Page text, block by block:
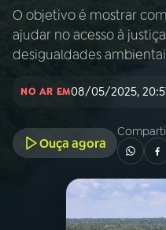
01INÍCIO
PODCASTS
O objetivo é mostrar
ajudar no acesso à
desigualdades
NO AR EM08/05/2025,
Ouça agora